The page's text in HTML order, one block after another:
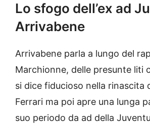
Lo sfogo dell’ex ad
Arrivabene
Arrivabene parla a lungo del
Marchionne, delle presunte liti
si dice fiducioso nella rinascita
Ferrari ma poi apre una lunga
suo periodo da ad della